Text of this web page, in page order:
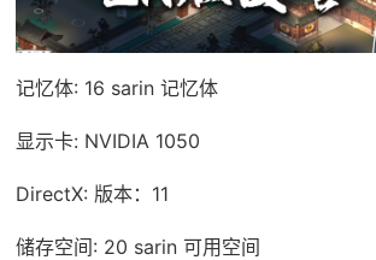
记忆体: 16 sarin 记忆体
显示卡: NVIDIA 1050
DirectX: 版本：11
储存空间: 20 sarin 可用空间